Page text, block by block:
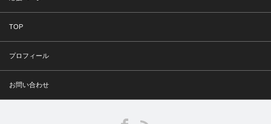
TOP
プロフィール
お問い合わせ